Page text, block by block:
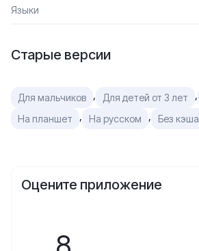
Языки
Старые версии
Для мальчиков , Для детей от 3 лет ,
На планшет , На русском , Без кэша
Оцените приложение